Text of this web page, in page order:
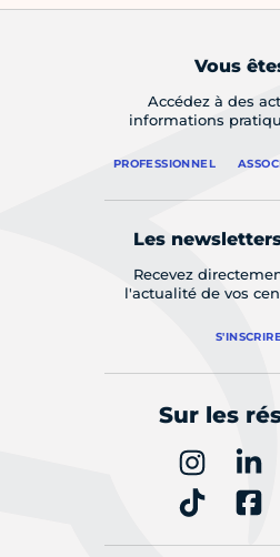
Vous
Accédez à des
informations
PROFESSIONNEL
Les
Recevez
l'actualité de vos
Sur les